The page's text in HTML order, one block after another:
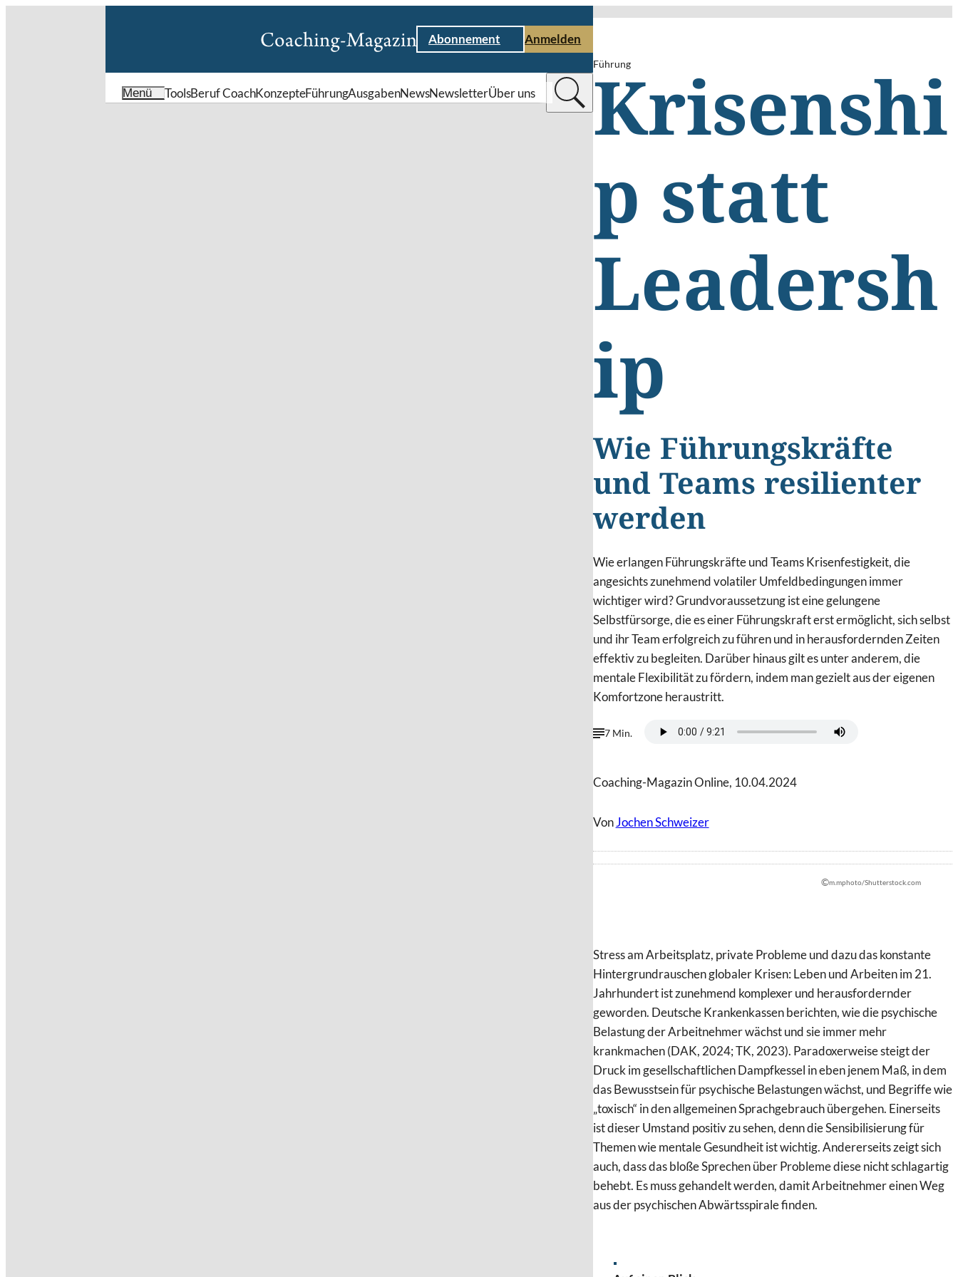
Abonnement Anmelden
Menü ToolsBeruf CoachKonzepteFührungAusgabenNewsNewsletterÜber uns
Führung
Krisenshi
p statt
Leadersh
ip
Wie Führungskräfte
und Teams resilienter
werden
Wie erlangen Führungskräfte und Teams Krisenfestigkeit, die
angesichts zunehmend volatiler Umfeldbedingungen immer
wichtiger wird? Grundvoraussetzung ist eine gelungene
Selbstfürsorge, die es einer Führungskraft erst ermöglicht, sich selbst
und ihr Team erfolgreich zu führen und in herausfordernden Zeiten
effektiv zu begleiten. Darüber hinaus gilt es unter anderem, die
mentale Flexibilität zu fördern, indem man gezielt aus der eigenen
Komfortzone heraustritt.
7 Min.
Coaching-Magazin Online, 10.04.2024
VonJochen Schweizer
©m.mphoto/Shutterstock.com
Stress am Arbeitsplatz, private Probleme und dazu das konstante
Hintergrundrauschen globaler Krisen: Leben und Arbeiten im 21.
Jahrhundert ist zunehmend komplexer und herausfordernder
geworden. Deutsche Krankenkassen berichten, wie die psychische
Belastung der Arbeitnehmer wächst und sie immer mehr
krankmachen (DAK, 2024; TK, 2023). Paradoxerweise steigt der
Druck im gesellschaftlichen Dampfkessel in eben jenem Maß, in dem
das Bewusstsein für psychische Belastungen wächst, und Begriffe wie
„toxisch“ in den allgemeinen Sprachgebrauch übergehen. Einerseits
ist dieser Umstand positiv zu sehen, denn die Sensibilisierung für
Themen wie mentale Gesundheit ist wichtig. Andererseits zeigt sich
auch, dass das bloße Sprechen über Probleme diese nicht schlagartig
behebt. Es muss gehandelt werden, damit Arbeitnehmer einen Weg
aus der psychischen Abwärtsspirale finden.